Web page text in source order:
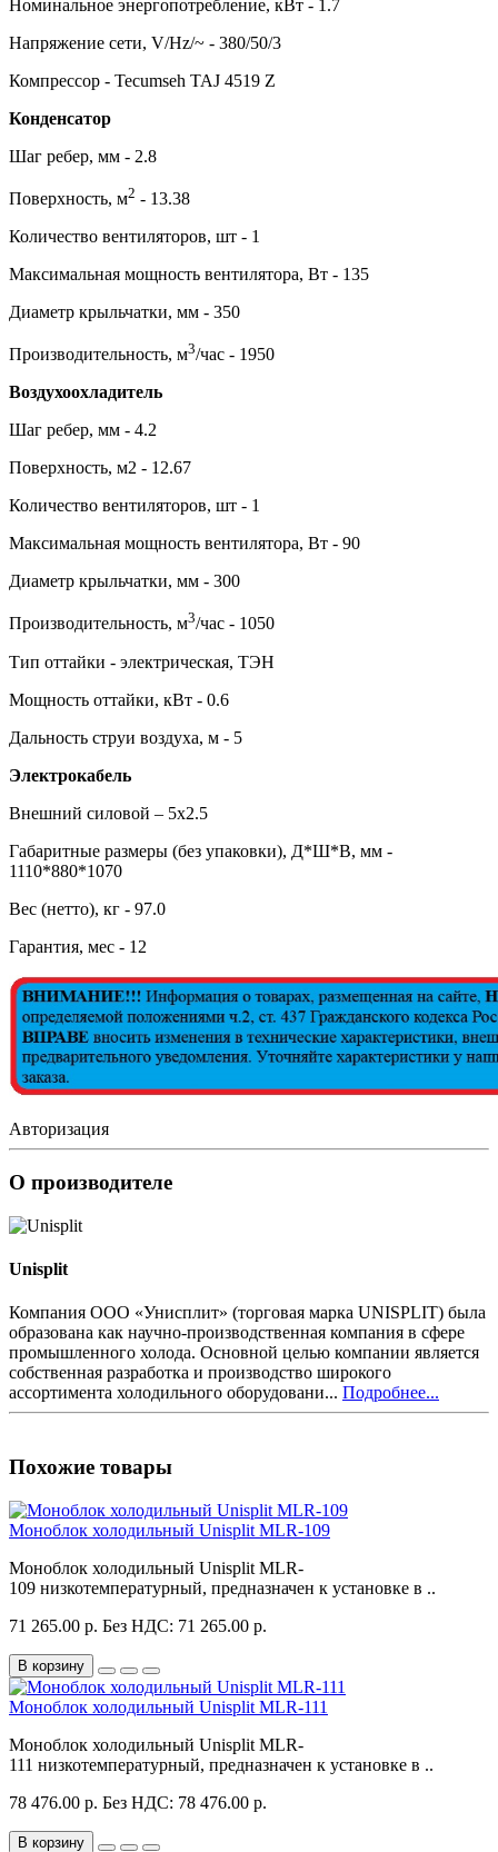
Номинальное энергопотребление, кВт - 1.7
Напряжение сети, V/Hz/~ - 380/50/3
Компрессор - Tecumseh TAJ 4519 Z
Конденсатор
Шаг ребер, мм - 2.8
Поверхность, м2 - 13.38
Количество вентиляторов, шт - 1
Максимальная мощность вентилятора, Вт - 135
Диаметр крыльчатки, мм - 350
Производительность, м3/час - 1950
Воздухоохладитель
Шаг ребер, мм - 4.2
Поверхность, м2 - 12.67
Количество вентиляторов, шт - 1
Максимальная мощность вентилятора, Вт - 90
Диаметр крыльчатки, мм - 300
Производительность, м3/час - 1050
Тип оттайки - электрическая, ТЭН
Мощность оттайки, кВт - 0.6
Дальность струи воздуха, м - 5
Электрокабель
Внешний силовой – 5х2.5
Габаритные размеры (без упаковки), Д*Ш*В, мм -
1110*880*1070
Вес (нетто), кг - 97.0
Гарантия, мес - 12
Авторизация
О производителе
Unisplit
Компания ООО «Унисплит» (торговая марка UNISPLIT) была
образована как научно-производственная компания в сфере
промышленного холода. Основной целью компании является
собственная разработка и производство широкого
ассортимента холодильного оборудовани... Подробнее...
Похожие товары
Моноблок холодильный Unisplit MLR-109
Моноблок холодильный Unisplit MLR-
109 низкотемпературный, предназначен к установке в ..
71 265.00 р. Без НДС: 71 265.00 р.
В корзину
Моноблок холодильный Unisplit MLR-111
Моноблок холодильный Unisplit MLR-
111 низкотемпературный, предназначен к установке в ..
78 476.00 р. Без НДС: 78 476.00 р.
В корзину